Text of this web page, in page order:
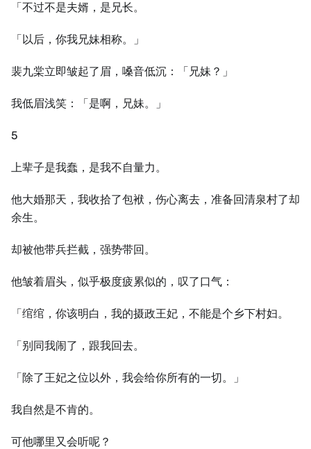
「不过不是夫婿，是兄长。
「以后，你我兄妹相称。」
裴九棠立即皱起了眉，嗓音低沉：「兄妹？」
我低眉浅笑：「是啊，兄妹。」
5
上辈子是我蠢，是我不自量力。
他大婚那天，我收拾了包袱，伤心离去，准备回清泉村了却
余生。
却被他带兵拦截，强势带回。
他皱着眉头，似乎极度疲累似的，叹了口气：
「绾绾，你该明白，我的摄政王妃，不能是个乡下村妇。
「别同我闹了，跟我回去。
「除了王妃之位以外，我会给你所有的一切。」
我自然是不肯的。
可他哪里又会听呢？